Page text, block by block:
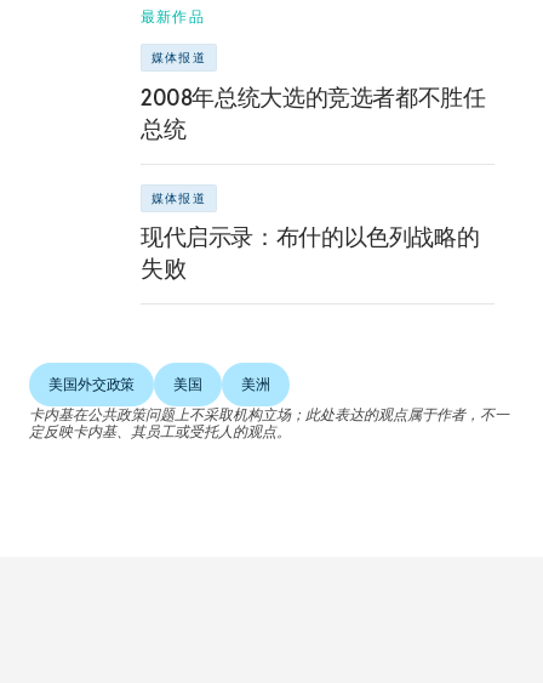
最新作品
媒体报道
2008年总统大选的竞选者都不胜任
总统
媒体报道
现代启示录：布什的以色列战略的
失败
美国外交政策 美国
美洲
卡内基在公共政策问题上不采取机构立场；此处表达的观点属于作者，不一
定反映卡内基、其员工或受托人的观点。